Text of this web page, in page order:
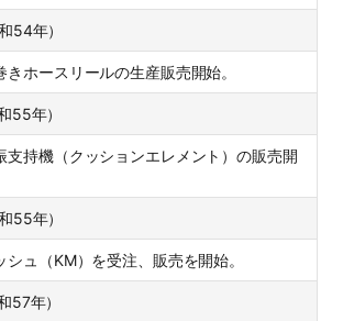
54年）
ホースリールの生産販売開始。
55年）
支持機（クッションエレメント）の販売開
55年）
ュ（KM）を受注、販売を開始。
57年）